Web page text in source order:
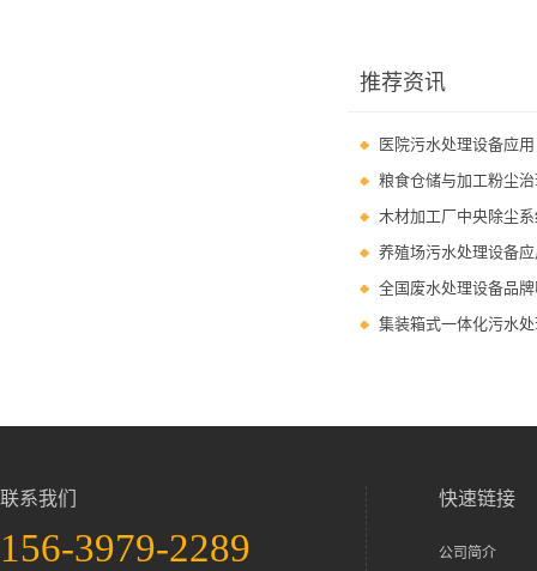
推荐资讯
医院污水处理设备应
粮食仓储与加工粉尘
木材加工厂中央除尘
养殖场污水处理设备
全国废水处理设备品
集装箱式一体化污水
联系我们
156-3979-2289
快速链接
公司简介